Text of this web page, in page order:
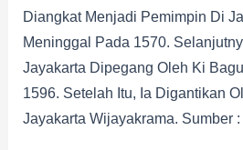
Diangkat Menjadi Pemimpin Di
Meninggal Pada 1570.
Jayakarta Dipegang Oleh Ki
1596. Setelah Itu, Ia Digantikan
Jayakarta Wijayakrama. Sumber